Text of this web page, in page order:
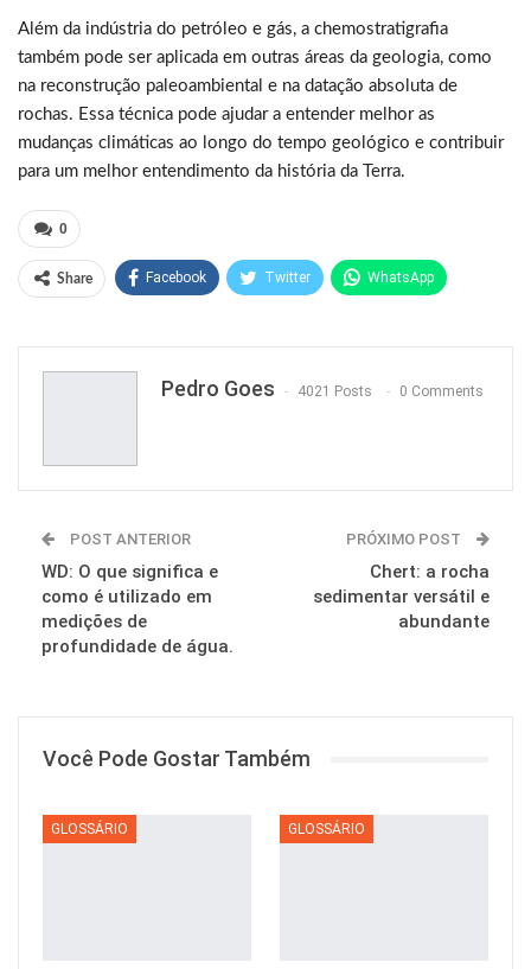
Além da indústria do petróleo e gás, a chemostratigrafia
também pode ser aplicada em outras áreas da geologia, como
na reconstrução paleoambiental e na datação absoluta de
rochas. Essa técnica pode ajudar a entender melhor as
mudanças climáticas ao longo do tempo geológico e contribuir
para um melhor entendimento da história da Terra.
0
Share Facebook Twitter WhatsApp
Pedro Goes 4021 Posts 0 Comments
POST ANTERIOR
WD: O que significa e
como é utilizado em
medições de
profundidade de água.
PRÓXIMO POST
Chert: a rocha
sedimentar versátil e
abundante
Você Pode Gostar Também
GLOSSÁRIO GLOSSÁRIO